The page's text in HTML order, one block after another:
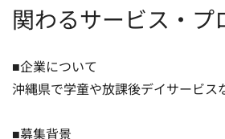
関わるサービス・プ
■企業について
沖縄県で学童や放課後デイサービス
■募集背景